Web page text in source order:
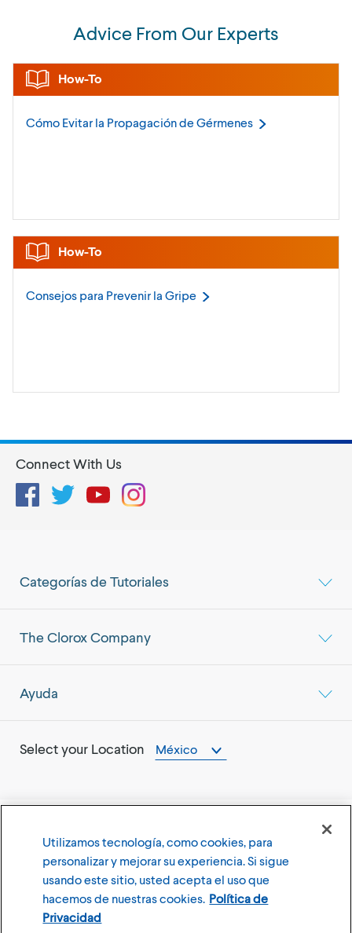
Advice From Our Experts
How-To
Cómo Evitar la Propagación de Gérmenes
How-To
Consejos para Prevenir la Gripe
Categorías de Tutoriales
The Clorox Company
Ayuda
Select your Location México
Connect With Us
FacebookTwitterYouTubeInstagram
Terms of Use Privacy Policy
Utilizamos tecnología, como cookies, para
personalizar y mejorar su experiencia. Si sigue
usando este sitio, usted acepta el uso que
hacemos de nuestras cookies. Política de
Privacidad